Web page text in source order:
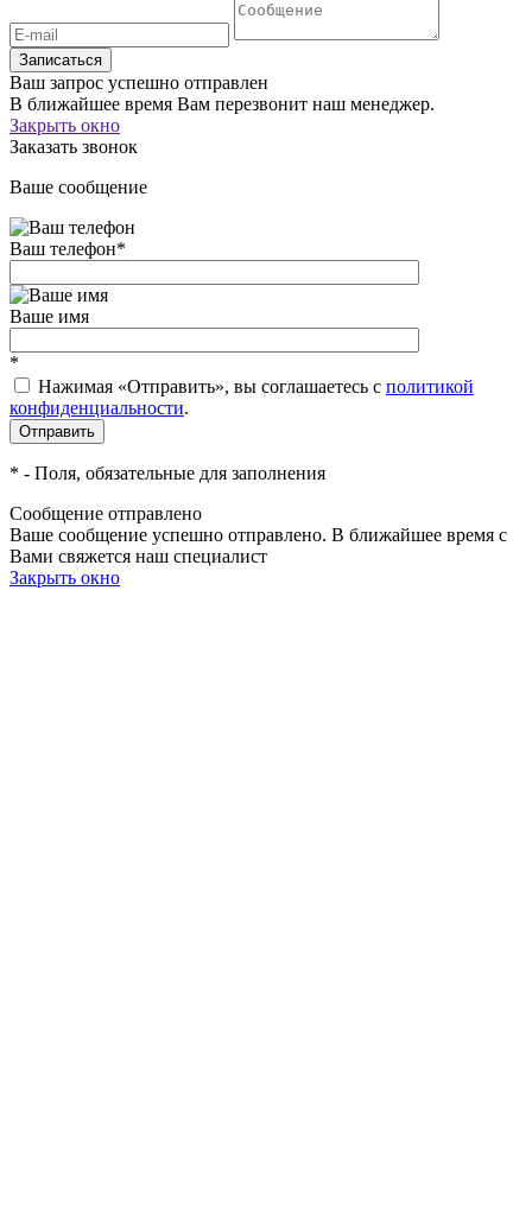
Записаться
Ваш запрос успешно отправлен
В ближайшее время Вам перезвонит наш менеджер.
Закрыть окно
Заказать звонок
Ваше сообщение
Ваш телефон*
Ваше имя
*
Нажимая «Отправить», вы соглашаетесь c политикой
конфиденциальности.
* - Поля, обязательные для заполнения
Сообщение отправлено
Ваше сообщение успешно отправлено. В ближайшее время с
Вами свяжется наш специалист
Закрыть окно